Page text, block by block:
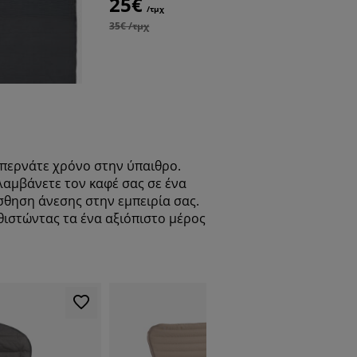
/τμχ
35€ /τμχ
χρόνο στην ύπαιθρο.
τον καφέ σας σε ένα
άνεσης στην εμπειρία σας.
τα ένα αξιόπιστο μέρος